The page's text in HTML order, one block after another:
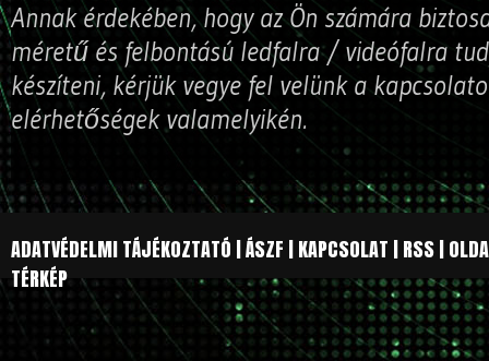
Annak érdekében, hogy az Ön számára
méretű és felbontású ledfalra / videófalra
készíteni, kérjük vegye fel velünk a
elérhetőségek valamelyikén.
ADATVÉDELMI TÁJÉKOZTATÓ |ÁSZF |KAPCSOLAT |RSS|
TÉRKÉP